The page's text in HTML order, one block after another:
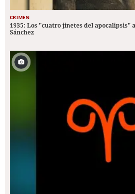
CRIMEN
1935: Los "cuatro jinetes del apocalipsis"
Sánchez